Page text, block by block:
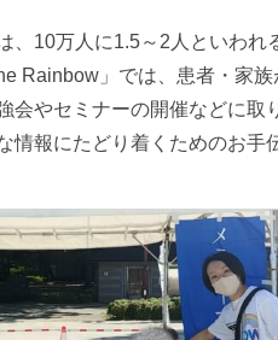
、10万人に1.5～2人といわれ
Rainbow」では、患者・家
会やセミナーの開催などに取
情報にたどり着くためのお手